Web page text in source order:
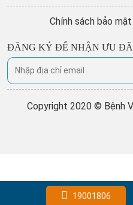
19001806
Chính sách bảo mật
ĐĂNG KÝ ĐỂ NHẬN ƯU
Copyright 2020 © Bệnh